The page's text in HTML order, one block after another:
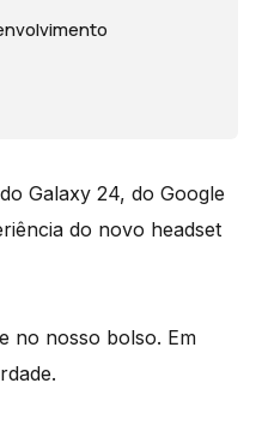
Galaxy 24, do Google
do novo headset
no nosso bolso. Em